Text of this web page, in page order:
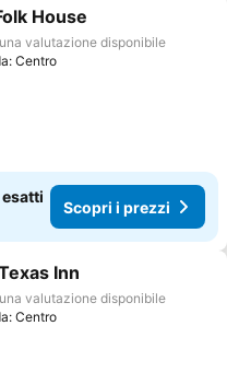
ai preferiti
House
valutazione disponibile
Centro
Scopri i prezzi
ai preferiti
Inn
valutazione disponibile
Centro